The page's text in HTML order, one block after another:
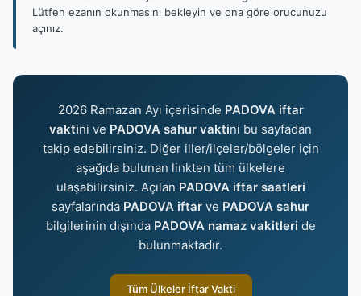
Lütfen ezanın okunmasını bekleyin ve ona göre orucunuzu
açınız.
2026 Ramazan Ayı içerisinde PADOVA iftar
vaktini ve PADOVA sahur vaktini bu sayfadan
takip edebilirsiniz. Diğer iller/ilçeler/bölgeler için
aşağıda bulunan linkten tüm ülkelere
ulaşabilirsiniz. Açılan PADOVA iftar saatleri
sayfalarında PADOVA iftar ve PADOVA sahur
bilgilerinin dışında PADOVA namaz vakitleri de
bulunmaktadır.
Tüm Ülkeler İftar Vakti